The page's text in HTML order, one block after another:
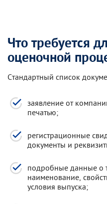
Что требуется
оценочной
Стандартный список
заявление от
печатью;
регистрационные
документы и
подробные данные о
наименование,
условия выпуска;